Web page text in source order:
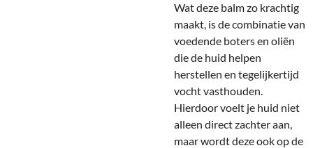
Wat deze balm zo krachtig
maakt, is de combinatie van
voedende boters en oliën
die de huid helpen
herstellen en tegelijkertijd
vocht vasthouden.
Hierdoor voelt je huid niet
alleen direct zachter aan,
maar wordt deze ook op de